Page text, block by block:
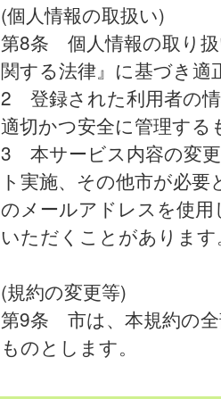
(個人情報の取扱い)
第8条 個人情報の取り
関する法律』に基づき適
2 登録された利用者の
適切かつ安全に管理する
3 本サービス内容の変
ト実施、その他市が必
のメールアドレスを使
いただくことがあります
(規約の変更等)
第9条 市は、本規約の
ものとします。